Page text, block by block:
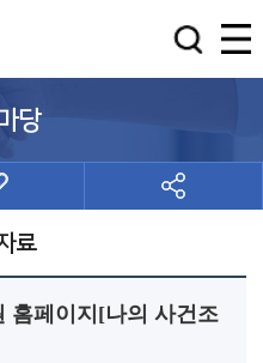
당
료
홈페이지[나의 사건조